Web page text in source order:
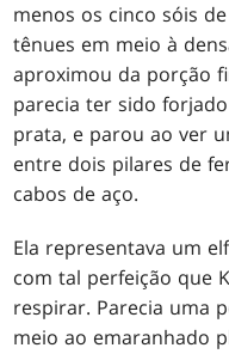
menos os cinco sóis
tênues em meio à
aproximou da porção
parecia ter sido
prata, e parou ao ver
entre dois pilares de
cabos de aço.
Ela representava um
com tal perfeição que
respirar. Parecia uma
meio ao emaranhado